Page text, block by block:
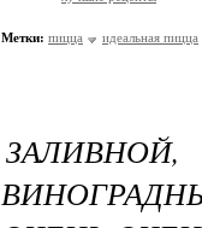
Метки: пицца идеальная пицца